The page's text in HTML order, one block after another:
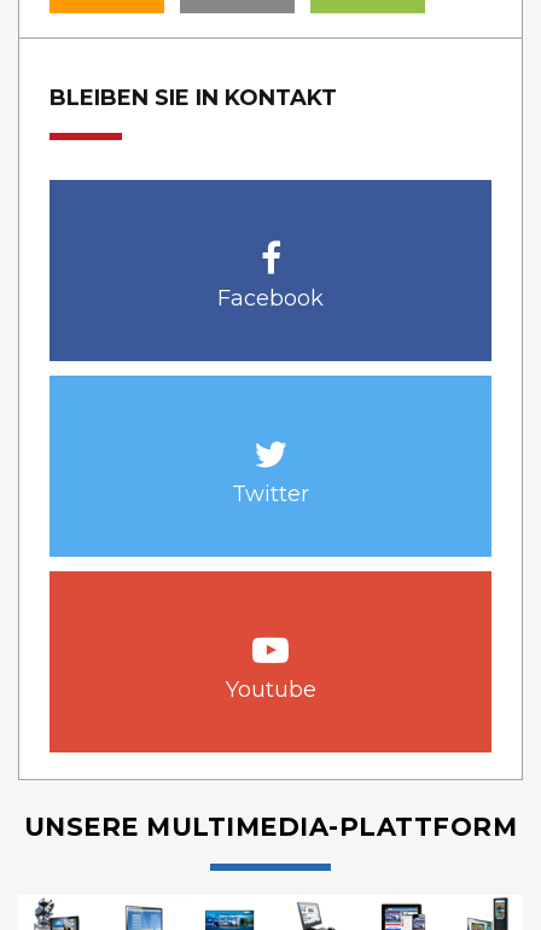
BLEIBEN SIE IN KONTAKT
Facebook
Twitter
Youtube
UNSERE MULTIMEDIA-PLATTFORM